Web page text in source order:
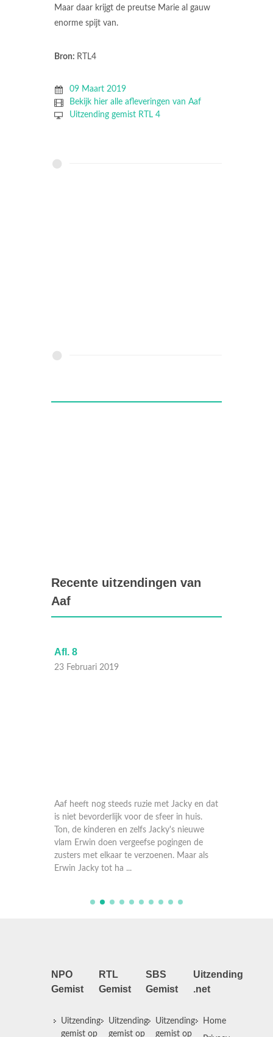
Maar daar krijgt de preutse Marie al gauw
enorme spijt van.
Bron: RTL4
09 Maart 2019
Bekijk hier alle afleveringen van Aaf
Uitzending gemist RTL 4
Recente uitzendingen van
Aaf
Afl. 8
23 Februari 2019
Aaf heeft nog steeds ruzie met Jacky en dat
is niet bevorderlijk voor de sfeer in huis.
Ton, de kinderen en zelfs Jacky's nieuwe
vlam Erwin doen vergeefse pogingen de
zusters met elkaar te verzoenen. Maar als
Erwin Jacky tot ha ...
NPO
Gemist
Uitzending
gemist op
RTL
Gemist
Uitzending
gemist op
SBS
Gemist
Uitzending
gemist op
Uitzending
.net
Home